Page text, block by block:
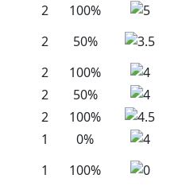
2
100%
2
50%
2
100%
2
50%
2
100%
1
0%
1 100%